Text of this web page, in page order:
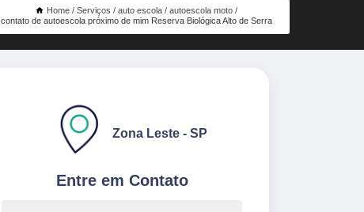
Home Serviços auto escola
autoescola moto
contato de autoescola próximo de mim Reserva Biológica Alto de Serra
Entre em Contato
Zona Leste - SP